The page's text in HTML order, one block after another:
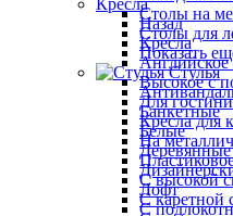
Столы на
Столы для
Показать
Стулья
Банкетные
Белые
Деревянные
Лофт
С
Кресла
Назад
Кресла
Высокое с
Для
Кресла для
На
С высокой
С каретной